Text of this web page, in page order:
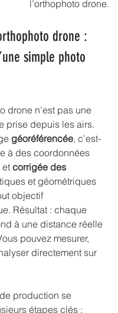
l’orthophoto drone.
drone :
simple photo
drone n’est pas une
prise depuis les airs.
géoréférencée, c’est-
à des coordonnées
et corrigée des
et géométriques
objectif
Résultat : chaque
à une distance réelle
pouvez mesurer,
directement sur
production se
étapes clés :